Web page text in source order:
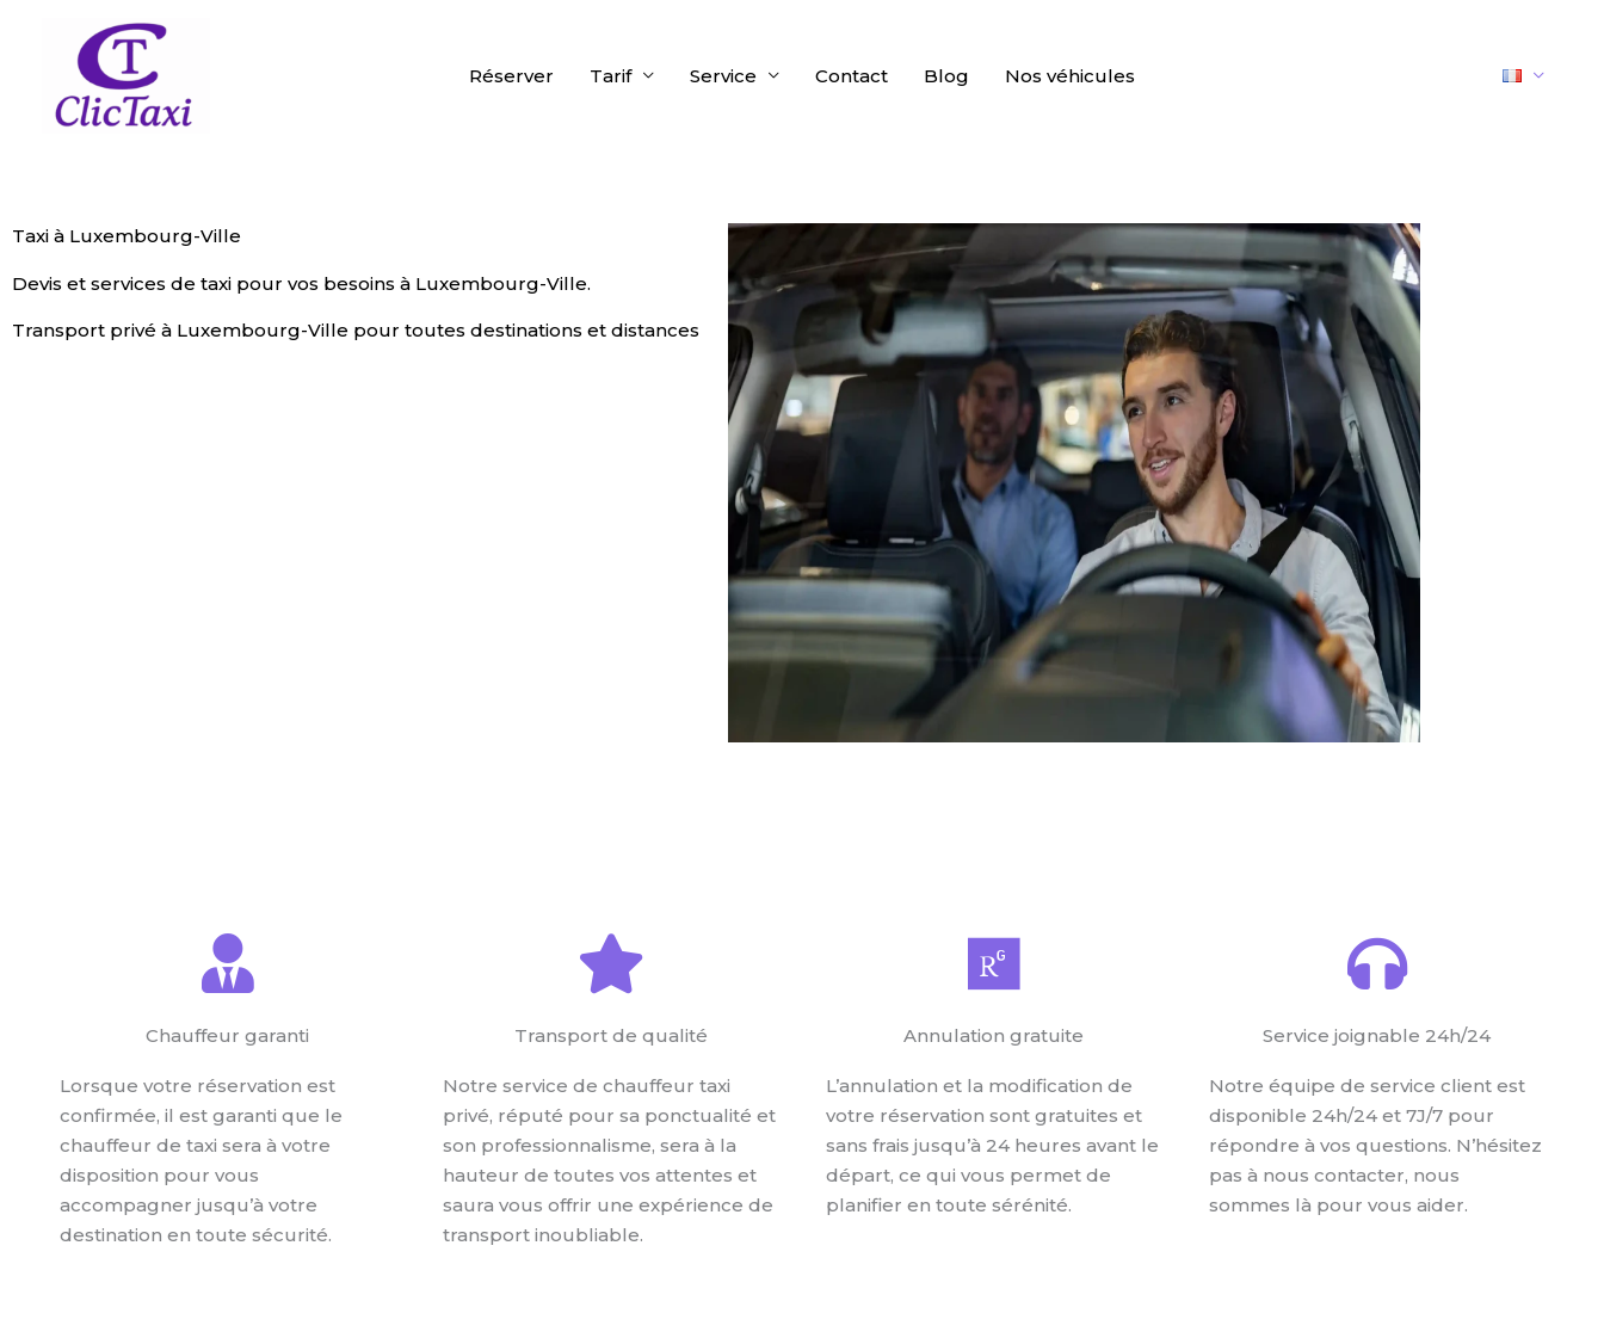
Réserver Tarif Service Contact Blog Nos véhicules
Taxi à Luxembourg-Ville
Devis et services de taxi pour vos besoins à Luxembourg-Ville.
Transport privé à Luxembourg-Ville pour toutes destinations et distances
Chauffeur garanti
Lorsque votre réservation est
confirmée, il est garanti que le
chauffeur de taxi sera à votre
disposition pour vous
accompagner jusqu’à votre
destination en toute sécurité.
Transport de qualité
Notre service de chauffeur taxi
privé, réputé pour sa ponctualité et
son professionnalisme, sera à la
hauteur de toutes vos attentes et
saura vous offrir une expérience de
transport inoubliable.
Annulation gratuite
L’annulation et la modification de
votre réservation sont gratuites et
sans frais jusqu’à 24 heures avant le
départ, ce qui vous permet de
planifier en toute sérénité.
Service joignable 24h/24
Notre équipe de service client est
disponible 24h/24 et 7J/7 pour
répondre à vos questions. N’hésitez
pas à nous contacter, nous
sommes là pour vous aider.